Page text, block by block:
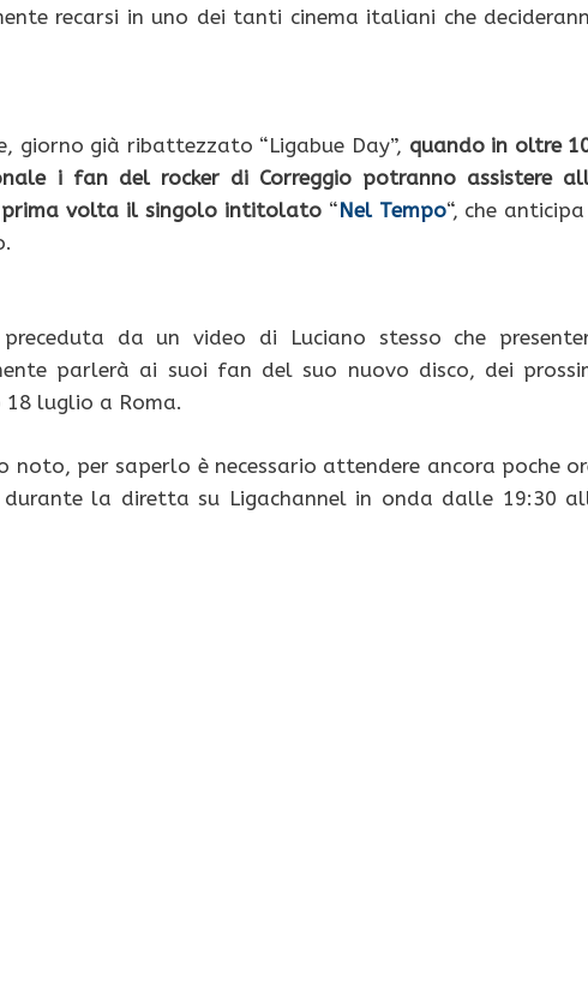
recarsi in uno dei tanti cinema italiani che
giorno già ribattezzato “Ligabue Day”, quando in oltre
i fan del rocker di Correggio potranno assistere
prima volta il singolo intitolato“Nel Tempo“, che
da un video di Luciano stesso che
parlerà ai suoi fan del suo nuovo disco, dei
luglio a Roma.
noto, per saperlo è necessario attendere ancora poche
la diretta su Ligachannel in onda dalle 19:30